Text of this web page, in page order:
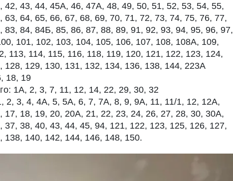
42, 43, 44, 45А, 46, 47А, 48, 49, 50, 51, 52, 53, 54, 55,
63, 64, 65, 66, 67, 68, 69, 70, 71, 72, 73, 74, 75, 76, 77,
83, 84, 84Б, 85, 86, 87, 88, 89, 91, 92, 93, 94, 95, 96, 97,
101, 102, 103, 104, 105, 106, 107, 108, 108А, 109,
113, 114, 115, 116, 118, 119, 120, 121, 122, 123, 124,
128, 129, 130, 131, 132, 134, 136, 138, 144, 223А
18, 19
1А, 2, 3, 7, 11, 12, 14, 22, 29, 30, 32
2, 3, 4, 4А, 5, 5А, 6, 7, 7А, 8, 9, 9А, 11, 11/1, 12, 12А,
17, 18, 19, 20, 20А, 21, 22, 23, 24, 26, 27, 28, 30, 30А,
37, 38, 40, 43, 44, 45, 94, 121, 122, 123, 125, 126, 127,
138, 140, 142, 144, 146, 148, 150.